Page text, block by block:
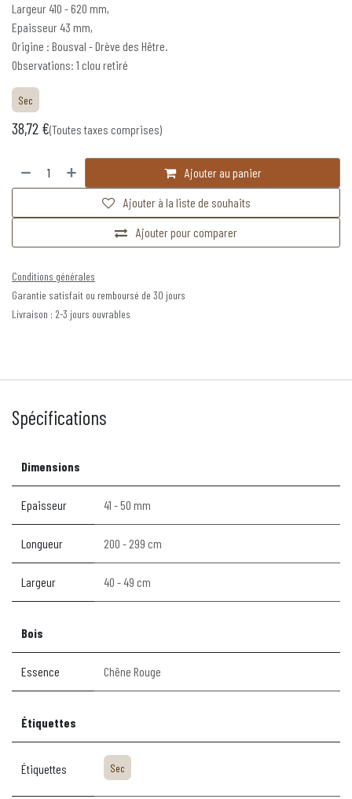
Largeur 410 - 620 mm,
Epaisseur 43 mm,
Origine : Bousval - Drève des Hêtre.
Observations: 1 clou retiré
Sec
38,72 €(Toutes taxes comprises)
Ajouter au panier
Ajouter pour comparer
Ajouter à la liste de souhaits
Conditions générales
Garantie satisfait ou remboursé de 30 jours
Livraison : 2-3 jours ouvrables
Spécifications
Dimensions
Epaisseur 41 - 50 mm
Longueur 200 - 299 cm
Largeur 40 - 49 cm
Bois
Essence Chêne Rouge
Étiquettes
Étiquettes Sec